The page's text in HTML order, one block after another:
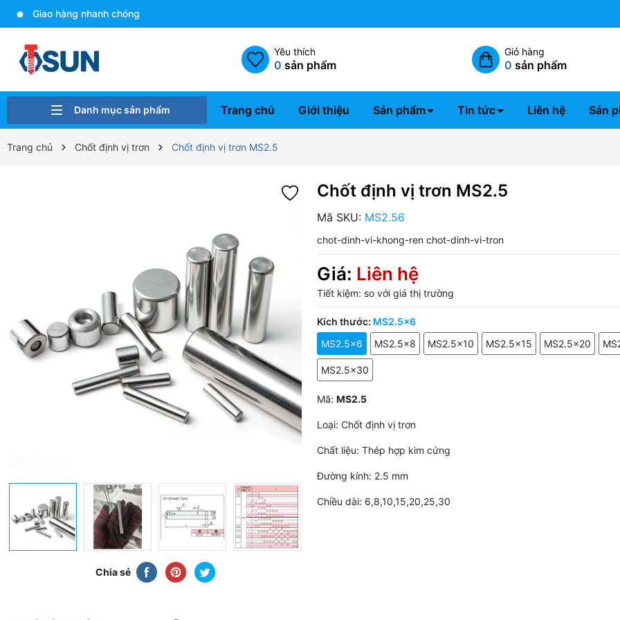
Giao hàng nhanh chóng
Yêu thích
0 sản phẩm
Giỏ hàng
0 sản phẩm
Danh mục sản phẩm Trang chủ Giới thiệu Sản phẩm Tin tức Liên hệ Sản
Trang chủ Chốt định vị trơn Chốt định vị trơn MS2.5
Chia sẻ
Chốt định vị trơn MS2.5
Mã SKU: MS2.56
chot-dinh-vi-khong-ren chot-dinh-vi-tron
Giá: Liên hệ
Tiết kiệm: so với giá thị trường
Kích thước: MS2.5x6
MS2.5x6
MS2.5x8 MS2.5x10 MS2.5x15 MS2.5x20
MS2.5x30
Mã: MS2.5
Loại: Chốt định vị trơn
Chất liệu: Thép hợp kim cứng
Đường kính: 2.5 mm
Chiều dài: 6,8,10,15,20,25,30